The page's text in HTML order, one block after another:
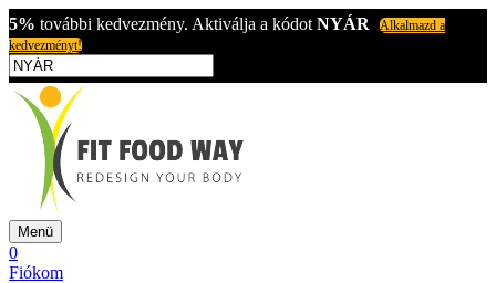
5% további kedvezmény. Aktiválja a kódot NYÁR
Alkalmazd a
kedvezményt!
Menü
0
Fiókom